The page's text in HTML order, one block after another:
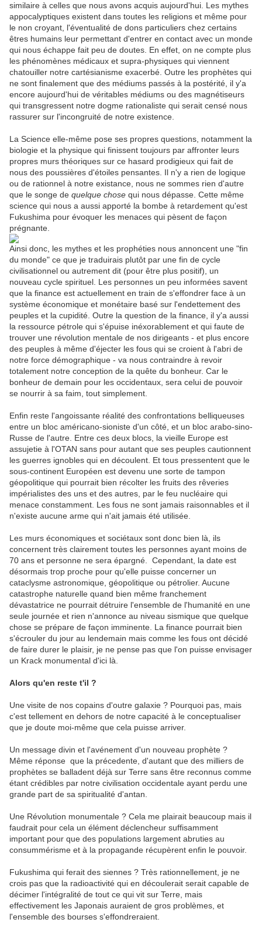
similaire à celles que nous avons acquis aujourd'hui. Les mythes
appocalyptiques existent dans toutes les religions et même pour
le non croyant, l'éventualité de dons particuliers chez certains
êtres humains leur permettant d'entrer en contact avec un monde
qui nous échappe fait peu de doutes. En effet, on ne compte plus
les phénomènes médicaux et supra-physiques qui viennent
chatouiller notre cartésianisme exacerbé. Outre les prophètes qui
ne sont finalement que des médiums passés à la postérité, il y'a
encore aujourd'hui de véritables médiums ou des magnétiseurs
qui transgressent notre dogme rationaliste qui serait censé nous
rassurer sur l'incongruité de notre existence.
La Science elle-même pose ses propres questions, notamment la
biologie et la physique qui finissent toujours par affronter leurs
propres murs théoriques sur ce hasard prodigieux qui fait de
nous des poussières d'étoiles pensantes. Il n'y a rien de logique
ou de rationnel à notre existance, nous ne sommes rien d'autre
que le songe de quelque chose qui nous dépasse. Cette même
science qui nous a aussi apporté la bombe à retardement qu'est
Fukushima pour évoquer les menaces qui pèsent de façon
prégnante.
Ainsi donc, les mythes et les prophéties nous annoncent une "fin
du monde" ce que je traduirais plutôt par une fin de cycle
civilisationnel ou autrement dit (pour être plus positif), un
nouveau cycle spirituel. Les personnes un peu informées savent
que la finance est actuellement en train de s'effondrer face à un
système économique et monétaire basé sur l'endettement des
peuples et la cupidité. Outre la question de la finance, il y'a aussi
la ressource pétrole qui s'épuise inéxorablement et qui faute de
trouver une révolution mentale de nos dirigeants - et plus encore
des peuples à même d'éjecter les fous qui se croient à l'abri de
notre force démographique - va nous contraindre à revoir
totalement notre conception de la quête du bonheur. Car le
bonheur de demain pour les occidentaux, sera celui de pouvoir
se nourrir à sa faim, tout simplement.
Enfin reste l'angoissante réalité des confrontations belliqueuses
entre un bloc américano-sioniste d'un côté, et un bloc arabo-sino-
Russe de l'autre. Entre ces deux blocs, la vieille Europe est
assujetie à l'OTAN sans pour autant que ses peuples cautionnent
les guerres ignobles qui en découlent. Et tous pressentent que le
sous-continent Européen est devenu une sorte de tampon
géopolitique qui pourrait bien récolter les fruits des rêveries
impérialistes des uns et des autres, par le feu nucléaire qui
menace constamment. Les fous ne sont jamais raisonnables et il
n'existe aucune arme qui n'ait jamais été utilisée.
Les murs économiques et sociétaux sont donc bien là, ils
concernent très clairement toutes les personnes ayant moins de
70 ans et personne ne sera épargné. Cependant, la date est
désormais trop proche pour qu'elle puisse concerner un
cataclysme astronomique, géopolitique ou pétrolier. Aucune
catastrophe naturelle quand bien même franchement
dévastatrice ne pourrait détruire l'ensemble de l'humanité en une
seule journée et rien n'annonce au niveau sismique que quelque
chose se prépare de façon imminente. La finance pourrait bien
s'écrouler du jour au lendemain mais comme les fous ont décidé
de faire durer le plaisir, je ne pense pas que l'on puisse envisager
un Krack monumental d'ici là.
Alors qu'en reste t'il ?
Une visite de nos copains d'outre galaxie ? Pourquoi pas, mais
c'est tellement en dehors de notre capacité à le conceptualiser
que je doute moi-même que cela puisse arriver.
Un message divin et l'avénement d'un nouveau prophète ?
Même réponse que la précedente, d'autant que des milliers de
prophètes se balladent déjà sur Terre sans être reconnus comme
étant crédibles par notre civilisation occidentale ayant perdu une
grande part de sa spiritualité d'antan.
Une Révolution monumentale ? Cela me plairait beaucoup mais il
faudrait pour cela un élément déclencheur suffisamment
important pour que des populations largement abruties au
consummérisme et à la propagande récupèrent enfin le pouvoir.
Fukushima qui ferait des siennes ? Très rationnellement, je ne
crois pas que la radioactivité qui en découlerait serait capable de
décimer l'intégralité de tout ce qui vit sur Terre, mais
effectivement les Japonais auraient de gros problèmes, et
l'ensemble des bourses s'effondreraient.